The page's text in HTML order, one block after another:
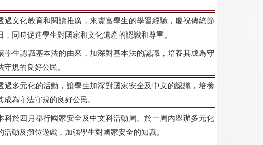
過文化教育和閱讀推廣，來豐富學生的學習經驗，慶祝傳統節
，同時促進學生對國家和文化遺產的認識和尊重。
學生認識基本法的由來，加深對基本法的認識，培養其成為守
守規的良好公民。
過多元化的活動，讓學生加深對國家安全及中文的認識，培養
成為守法守規的良好公民。
科於四月舉行國家安全及中文科活動周。於一周內舉辦多元化
活動及攤位遊戲，加強學生對國家安全的知識。